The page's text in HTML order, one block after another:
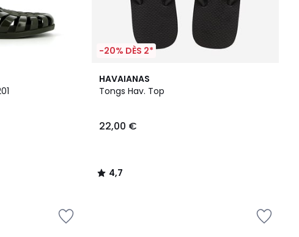
-20% DÈS 2*
HAVAIANAS
Tongs Hav. Top
22,00 €
4,7
/ 5
4,7
/